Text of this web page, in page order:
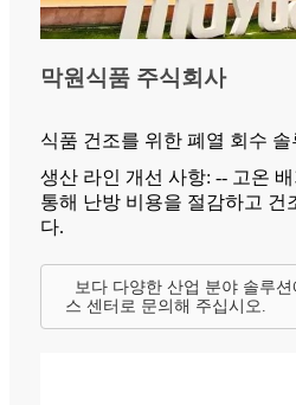
막원식품 주식회사
식품 건조를 위한 폐열 회수 솔
생산 라인 개선 사항: -- 고온
통해 난방 비용을 절감하고 건
다.
보다 다양한 산업 분야 솔루
스 센터로 문의해 주십시오.